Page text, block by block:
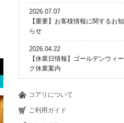
2026.07.07
【重要】お客様情報に関するお知
らせ
2026.04.22
【休業日情報】ゴールデンウィー
ク休業案内
コアリについて
ご利用ガイド